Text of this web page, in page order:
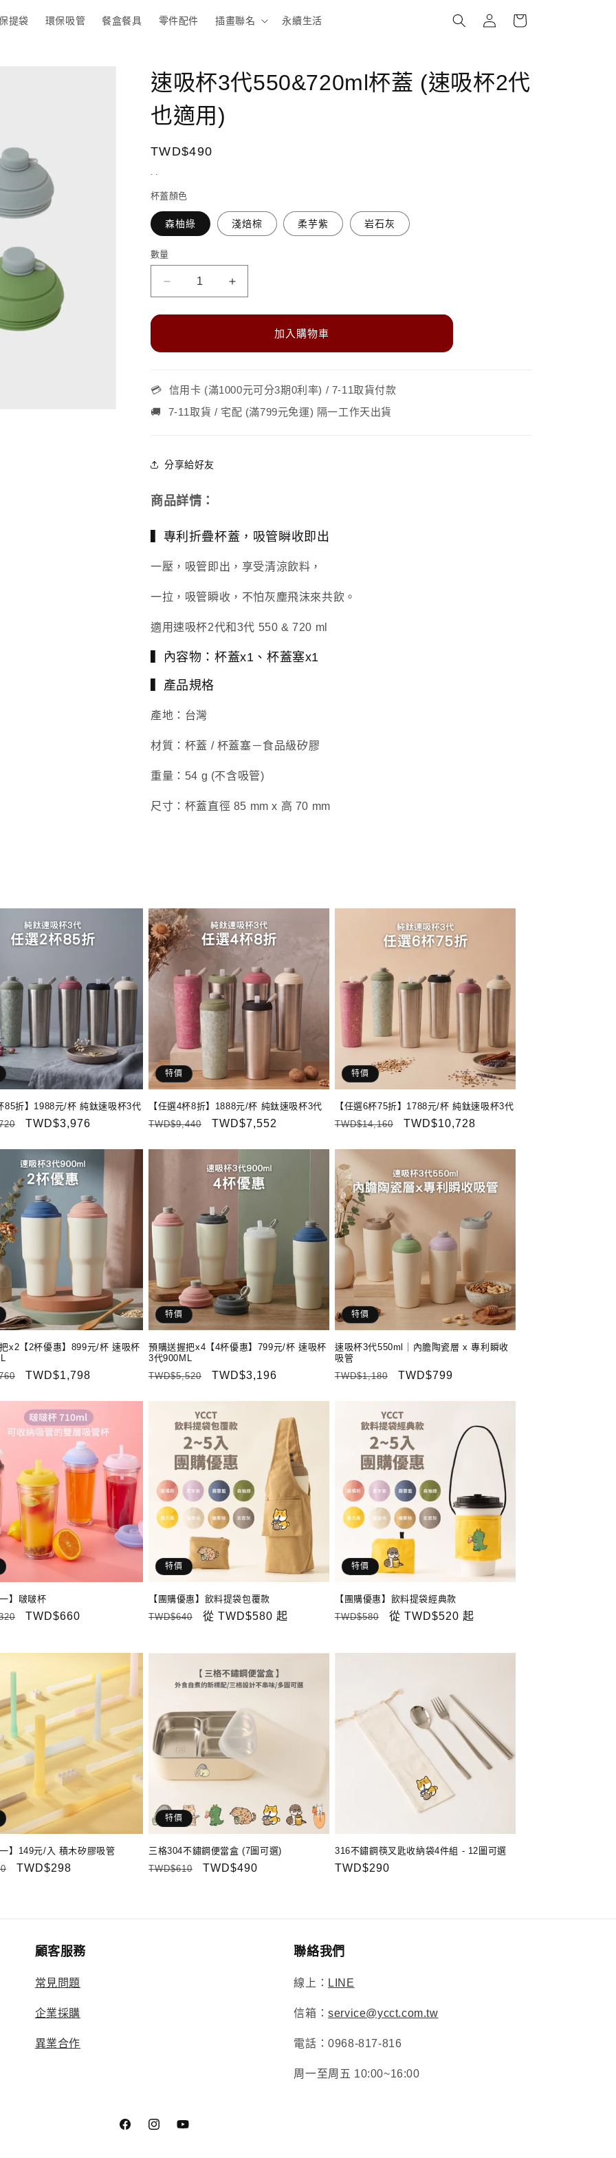
提袋 環保吸管 餐盒餐具 零件配件 插畫聯名 永續生活
入
物
速吸杯3代550&720ml杯蓋 (速吸杯2代
也適用)
定
TWD$490
. .
杯蓋顏色
森柚綠 淺焙棕 柔芋紫 岩石灰
數
數量
杯
蓋
杯
代
適
數
減
少
杯
蓋
適
數
增
加
加入購物車
💳
信用卡 (滿1000元可分3期0利率) / 7-11取貨付款
🚚
7-11取貨 / 宅配 (滿799元免運) 隔一工作天出貨
分享給好友
商品詳情：
▍專利折疊杯蓋，吸管瞬收即出
一壓，吸管即出，享受清涼飲料，
一拉，吸管瞬收， 不怕灰塵飛沫來共飲 。
適用速吸杯2代和3代 550 & 720 ml
▍內容物：杯蓋x1、杯蓋塞x1
▍產品規格
產地：台灣
材質：杯蓋 / 杯蓋塞－食品級矽膠
重量：54 g (不含吸管)
尺寸：杯蓋直徑 85 mm x 高 70 mm
85折】1988元/杯 純鈦速吸杯3代
售
TWD$3,976
特價
【任選4杯8折】1888元/杯 純鈦速吸杯3代
定
TWD$9,440
售
TWD$7,552
特價
【任選6杯75折】1788元/杯 純鈦速吸杯3代
定
TWD$14,160
售
TWD$10,728
x2【2杯優惠】899元/杯 速吸杯
售
TWD$1,798
特價
預購送握把x4【4杯優惠】799元/杯 速吸杯
3代900ML
定
TWD$5,520
售
TWD$3,196
特價
速吸杯3代550ml｜內膽陶瓷層 x 專利瞬收
吸管
定
TWD$1,180
售
TWD$799
】啵啵杯
售
TWD$660
特價
【團購優惠】飲料提袋包覆款
定
TWD$640
售
從 TWD$580 起
特價
【團購優惠】飲料提袋經典款
定
TWD$580
售
從 TWD$520 起
】149元/入 積木矽膠吸管
售
TWD$298
特價
三格304不鏽鋼便當盒 (7圖可選)
定
TWD$610
售
TWD$490
316不鏽鋼筷叉匙收納袋4件組 - 12圖可選
定
TWD$290
顧客服務
常見問題
企業採購
異業合作
聯絡我們
線上： LINE
信箱：service@ycct.com.tw
電話：0968-817-816
周一至周五 10:00~16:00
FacebookInstagramYouTube